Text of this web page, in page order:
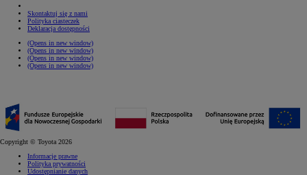
Skontaktuj się z nami
Polityka ciasteczek
Deklaracja dostępności
(Opens in new window)
(Opens in new window)
(Opens in new window)
(Opens in new window)
Copyright © Toyota 2026
Informacje prawne
Polityka prywatności
Udostępnianie danych